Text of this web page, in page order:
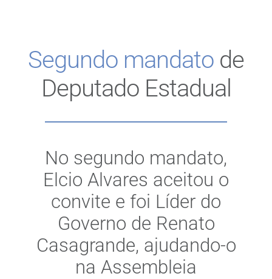
Segundo mandato de
Deputado Estadual
No segundo mandato,
Elcio Alvares aceitou o
convite e foi Líder do
Governo de Renato
Casagrande, ajudando-o
na Assembleia